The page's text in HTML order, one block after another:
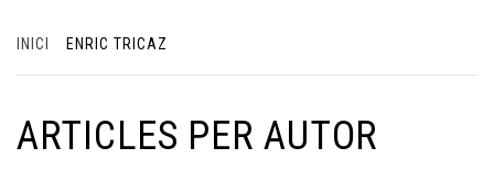
INICI ENRIC TRICAZ
ARTICLES PER AUTOR